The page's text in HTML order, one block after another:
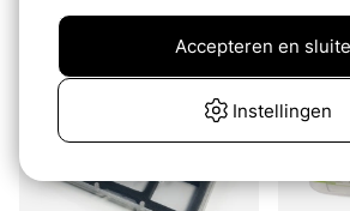
van€10
€19.99
Instellingen
Accepteren en